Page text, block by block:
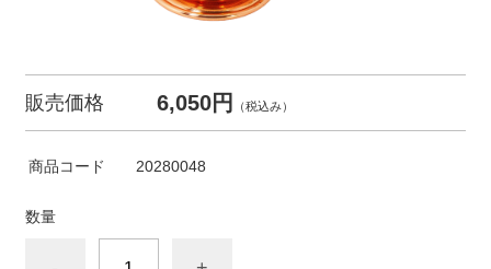
販売価格 6,050円 （税込み）
商品コード 20280048
数量